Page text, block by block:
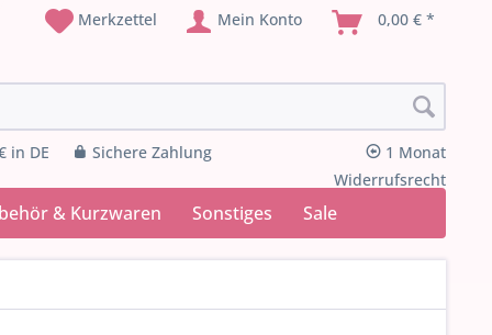
Merkzettel Mein Konto 0,00 € *
in DE Sichere Zahlung
1 Monat
Widerrufsrecht
& Kurzwaren Sonstiges Sale